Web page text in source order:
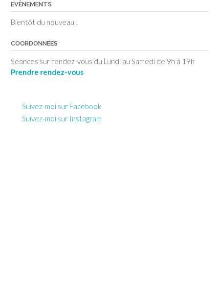
EVÈNEMENTS
Bientôt du nouveau !
COORDONNÉES
Séances sur rendez-vous du Lundi au Samedi de 9h à 19h
Prendre rendez-vous
Suivez-moi sur Facebook
Suivez-moi sur Instagram